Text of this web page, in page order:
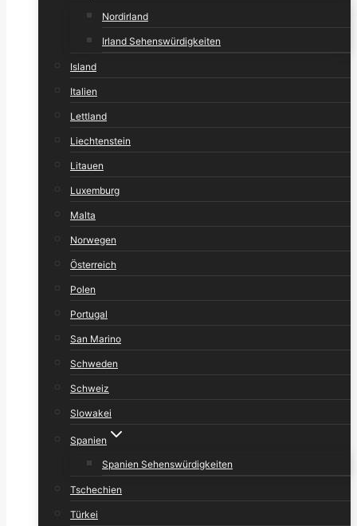
Nordirland
Irland Sehenswürdigkeiten
Island
Italien
Lettland
Liechtenstein
Litauen
Luxemburg
Malta
Norwegen
Österreich
Polen
Portugal
San Marino
Schweden
Schweiz
Slowakei
Spanien
Spanien Sehenswürdigkeiten
Tschechien
Türkei